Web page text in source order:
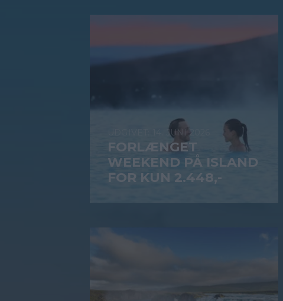
14. JUNI 2026
FORLÆNGET
WEEKEND PÅ ISLAND
FOR KUN 2.448,-